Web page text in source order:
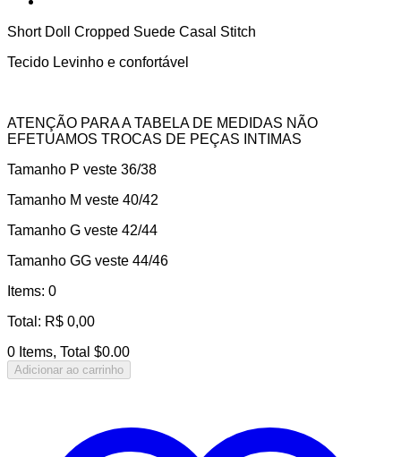
Short Doll Cropped Suede Casal Stitch
Tecido Levinho e confortável
ATENÇÃO PARA A TABELA DE MEDIDAS NÃO
EFETUAMOS TROCAS DE PEÇAS INTIMAS
Tamanho P veste 36/38
Tamanho M veste 40/42
Tamanho G veste 42/44
Tamanho GG veste 44/46
Items: 0
Total : R$ 0,00
0 Items, Total $0.00
Adicionar ao carrinho